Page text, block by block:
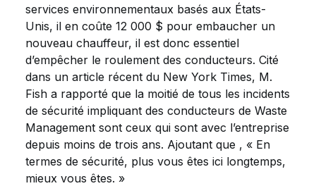
services environnementaux basés aux États-
Unis, il en coûte 12 000 $ pour embaucher un
nouveau chauffeur, il est donc essentiel
d’empêcher le roulement des conducteurs. Cité
dans un article récent du New York Times, M.
Fish a rapporté que la moitié de tous les incidents
de sécurité impliquant des conducteurs de Waste
Management sont ceux qui sont avec l’entreprise
depuis moins de trois ans. Ajoutant que , « En
termes de sécurité, plus vous êtes ici longtemps,
mieux vous êtes. »